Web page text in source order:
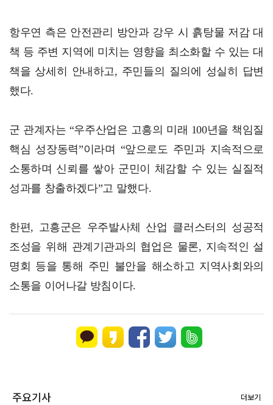
항우연 측은 안전관리 방안과 강우 시 흙탕물 저감 대
책 등 주변 지역에 미치는 영향을 최소화할 수 있는 대
책을 상세히 안내하고, 주민들의 질의에 성실히 답변
했다.
군 관계자는 “우주산업은 고흥의 미래 100년을 책임질
핵심 성장동력”이라며 “앞으로도 주민과 지속적으로
소통하며 신뢰를 쌓아 군민이 체감할 수 있는 실질적
성과를 창출하겠다”고 말했다.
한편, 고흥군은 우주발사체 산업 클러스터의 성공적
조성을 위해 관계기관과의 협업은 물론, 지속적인 설
명회 등을 통해 주민 불안을 해소하고 지역사회와의
소통을 이어나갈 방침이다.
주요기사 더보기